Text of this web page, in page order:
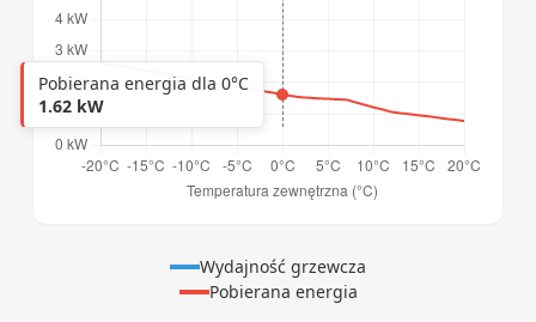
Pobierana energia dla 0°C
1.62 kW
Wydajność grzewcza
Pobierana energia